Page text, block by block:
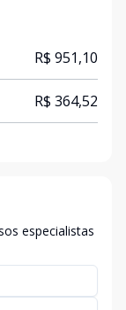
R$ 951,10
R$ 364,52
especialistas